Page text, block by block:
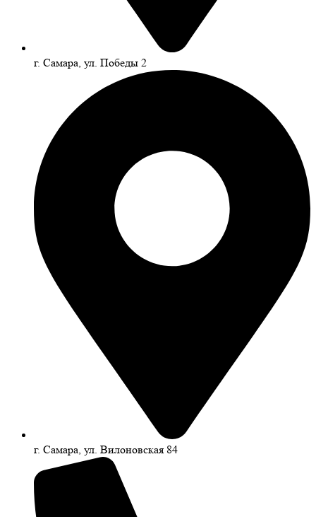
г. Самара, ул. Победы 2
г. Самара, ул. Вилоновская 84